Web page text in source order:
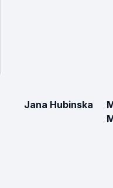
Jana Hubinska